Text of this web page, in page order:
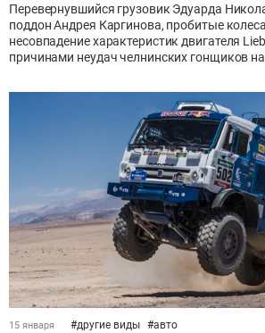
Перевернувшийся грузовик Эдуарда
поддон Андрея Каргинова, пробитые
несовпадение характеристик двигателя
причинами неудач челнинских гонщиков
15 января #другие виды #авто